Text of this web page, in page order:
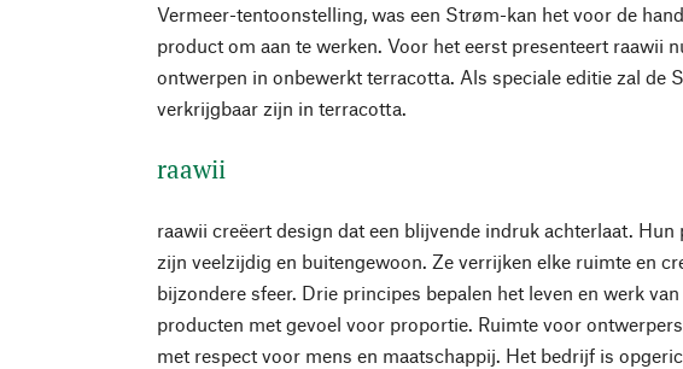
Vermeer-tentoonstelling, was een Strøm-kan het voor de
product om aan te werken. Voor het eerst presenteert raawii
ontwerpen in onbewerkt terracotta. Als speciale editie zal de
verkrijgbaar zijn in terracotta.
raawii
raawii creëert design dat een blijvende indruk achterlaat. Hun
zijn veelzijdig en buitengewoon. Ze verrijken elke ruimte en
bijzondere sfeer. Drie principes bepalen het leven en werk
producten met gevoel voor proportie. Ruimte voor
met respect voor mens en maatschappij. Het bedrijf is